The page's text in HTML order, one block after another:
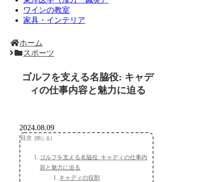
ワインの教室
家具・インテリア
ホーム
スポーツ
ゴルフを支える名脇役: キャデ
ィの仕事内容と魅力に迫る
2024.08.09
目次
ゴルフを支える名脇役: キャディの仕事内
容と魅力に迫る
キャディの役割